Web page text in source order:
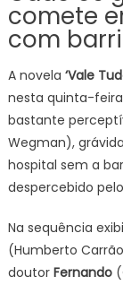
comete
com
A novela ‘Vale
nesta quinta-
bastante
Wegman),
hospital sem a
despercebido
Na sequência
(Humberto
doutor Fernando